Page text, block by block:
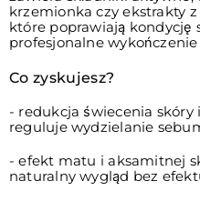
krzemionka czy ekstrakty
które poprawiają kondycję
profesjonalne
Co zyskujesz?
- redukcja świecenia skóry
reguluje wydzielanie
- efekt matu i aksamitnej
naturalny wygląd bez